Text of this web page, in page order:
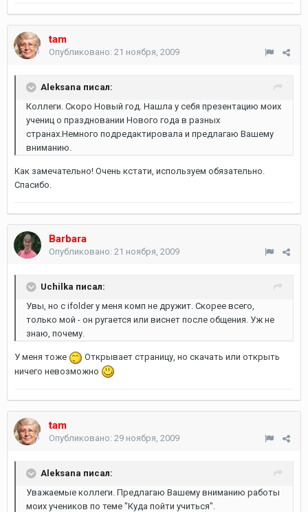
tam
Опубликовано: 21 ноября, 2009
Aleksana писал:
Коллеги. Скоро Новый год. Нашла у себя презентацию моих
учениц о праздновании Нового года в разных
странах.Немного подредактировала и предлагаю Вашему
вниманию.
Как замечательно! Очень кстати, используем обязательно.
Спасибо.
Barbara
Опубликовано: 21 ноября, 2009
Uchilka писал:
Увы, но с ifolder у меня комп не дружит. Скорее всего,
только мой - он ругается или виснет после общения. Уж не
знаю, почему.
У меня тоже
Открывает страницу, но скачать или открыть
ничего невозможно
tam
Опубликовано: 29 ноября, 2009
Aleksana писал:
Уважаемые коллеги. Предлагаю Вашему вниманию работы
моих учеников по теме "Куда пойти учиться".